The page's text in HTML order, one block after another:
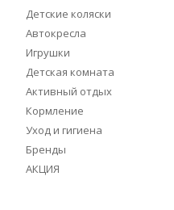
Детские коляски
Автокресла
Игрушки
Детская комната
Активный отдых
Кормление
Уход и гигиена
Бренды
АКЦИЯ